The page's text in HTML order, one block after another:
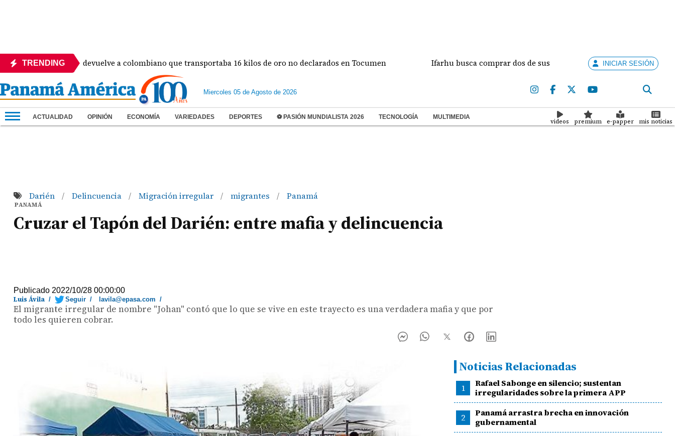
TRENDING
de Panamá devuelve a colombiano que transportaba 16 kilos de oro no declarados en Tocumen Ifarhu busca comprar dos de sus sedes tras gastar $30 millones en
INICIAR SESIÓN
Miercoles 05 de Agosto de 2026
ACTUALIDAD OPINIÓN ECONOMÍA VARIEDADES DEPORTES ⚽ PASIÓN MUNDIALISTA 2026 TECNOLOGÍA MULTIMEDIA
videos premium e-papper mis noticias
Darién / Delincuencia / Migración irregular / migrantes / Panamá
PANAMÁ
Cruzar el Tapón del Darién: entre mafia y delincuencia
Publicado 2022/10/28 00:00:00
Luis Ávila / Seguir / lavila@epasa.com /
El migrante irregular de nombre "Johan" contó que lo que se vive en este trayecto es una verdadera mafia y que por
todo les quieren cobrar.
Noticias Relacionadas
1
Rafael Sabonge en silencio; sustentan
irregularidades sobre la primera APP
2
Panamá arrastra brecha en innovación
gubernamental